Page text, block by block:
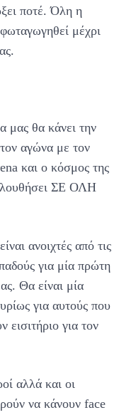
ποτέ. Όλη η
μέχρι
μας θα κάνει την
αγώνα με τον
και ο κόσμος της
ΣΕ ΟΛΗ
ανοιχτές από τις
για μία πρώτη
Θα είναι μία
για αυτούς που
για τον
αλλά και οι
να κάνουν face